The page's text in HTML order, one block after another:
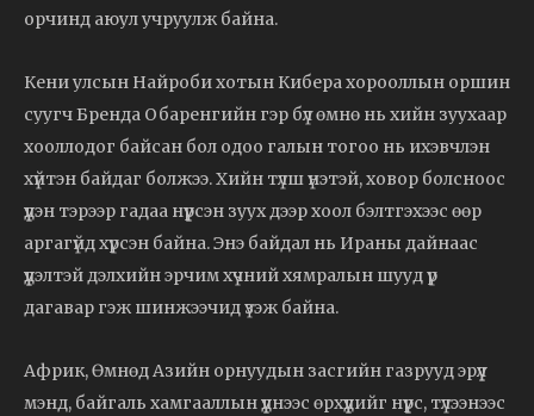
орчинд аюул учруулж байна.
Кени улсын Найроби хотын Кибера хорооллын оршин
суугч Бренда Обаренгийн гэр бүл өмнө нь хийн зуухаар
хооллодог байсан бол одоо галын тогоо нь ихэвчлэн
хүйтэн байдаг болжээ. Хийн түлш үнэтэй, ховор болсноос
үүдэн тэрээр гадаа нүүрсэн зуух дээр хоол бэлтгэхээс өөр
аргагүйд хүрсэн байна. Энэ байдал нь Ираны дайнаас
үүдэлтэй дэлхийн эрчим хүчний хямралын шууд үр
дагавар гэж шинжээчид үзэж байна.
Африк, Өмнөд Азийн орнуудын засгийн газрууд эрүүл
мэнд, байгаль хамгааллын үүднээс өрхүүдийг нүүрс, түлээнээс